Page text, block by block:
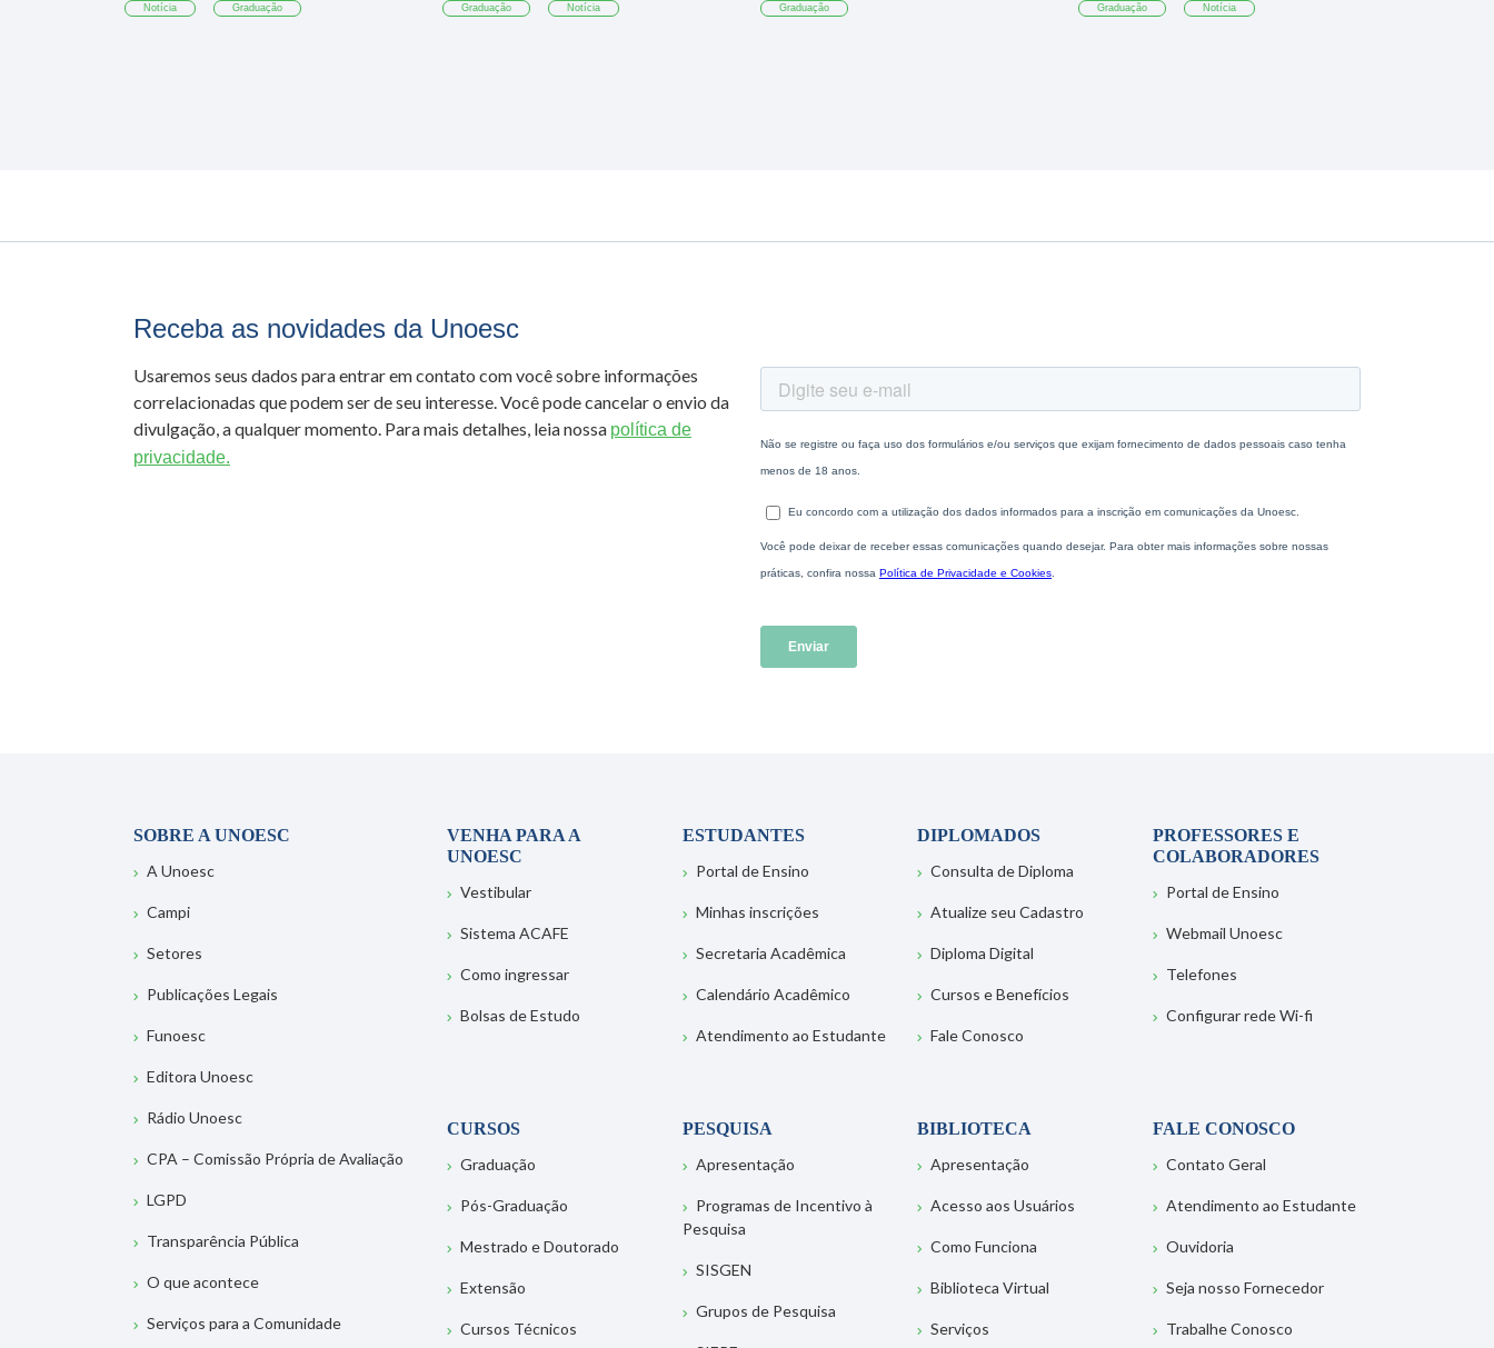
Notícia Graduação Graduação Notícia Graduação Graduação Notícia
Receba as novidades da Unoesc
Usaremos seus dados para entrar em contato com você sobre informações
correlacionadas que podem ser de seu interesse. Você pode cancelar o envio da
divulgação, a qualquer momento. Para mais detalhes, leia nossa política de
privacidade.
SOBRE A UNOESC
A Unoesc
Campi
Setores
Publicações Legais
Funoesc
Editora Unoesc
Rádio Unoesc
CPA – Comissão Própria de Avaliação
LGPD
Transparência Pública
O que acontece
Serviços para a Comunidade
VENHA PARA A
UNOESC
Vestibular
Sistema ACAFE
Como ingressar
Bolsas de Estudo
ESTUDANTES
Portal de Ensino
Minhas inscrições
Secretaria Acadêmica
Calendário Acadêmico
Atendimento ao Estudante
DIPLOMADOS
Consulta de Diploma
Atualize seu Cadastro
Diploma Digital
Cursos e Benefícios
Fale Conosco
PROFESSORES E
COLABORADORES
Portal de Ensino
Webmail Unoesc
Telefones
Configurar rede Wi-fi
CURSOS
Graduação
Pós-Graduação
Mestrado e Doutorado
Extensão
Cursos Técnicos
PESQUISA
Apresentação
Programas de Incentivo à
Pesquisa
SISGEN
Grupos de Pesquisa
BIBLIOTECA
Apresentação
Acesso aos Usuários
Como Funciona
Biblioteca Virtual
Serviços
FALE CONOSCO
Contato Geral
Atendimento ao Estudante
Ouvidoria
Seja nosso Fornecedor
Trabalhe Conosco